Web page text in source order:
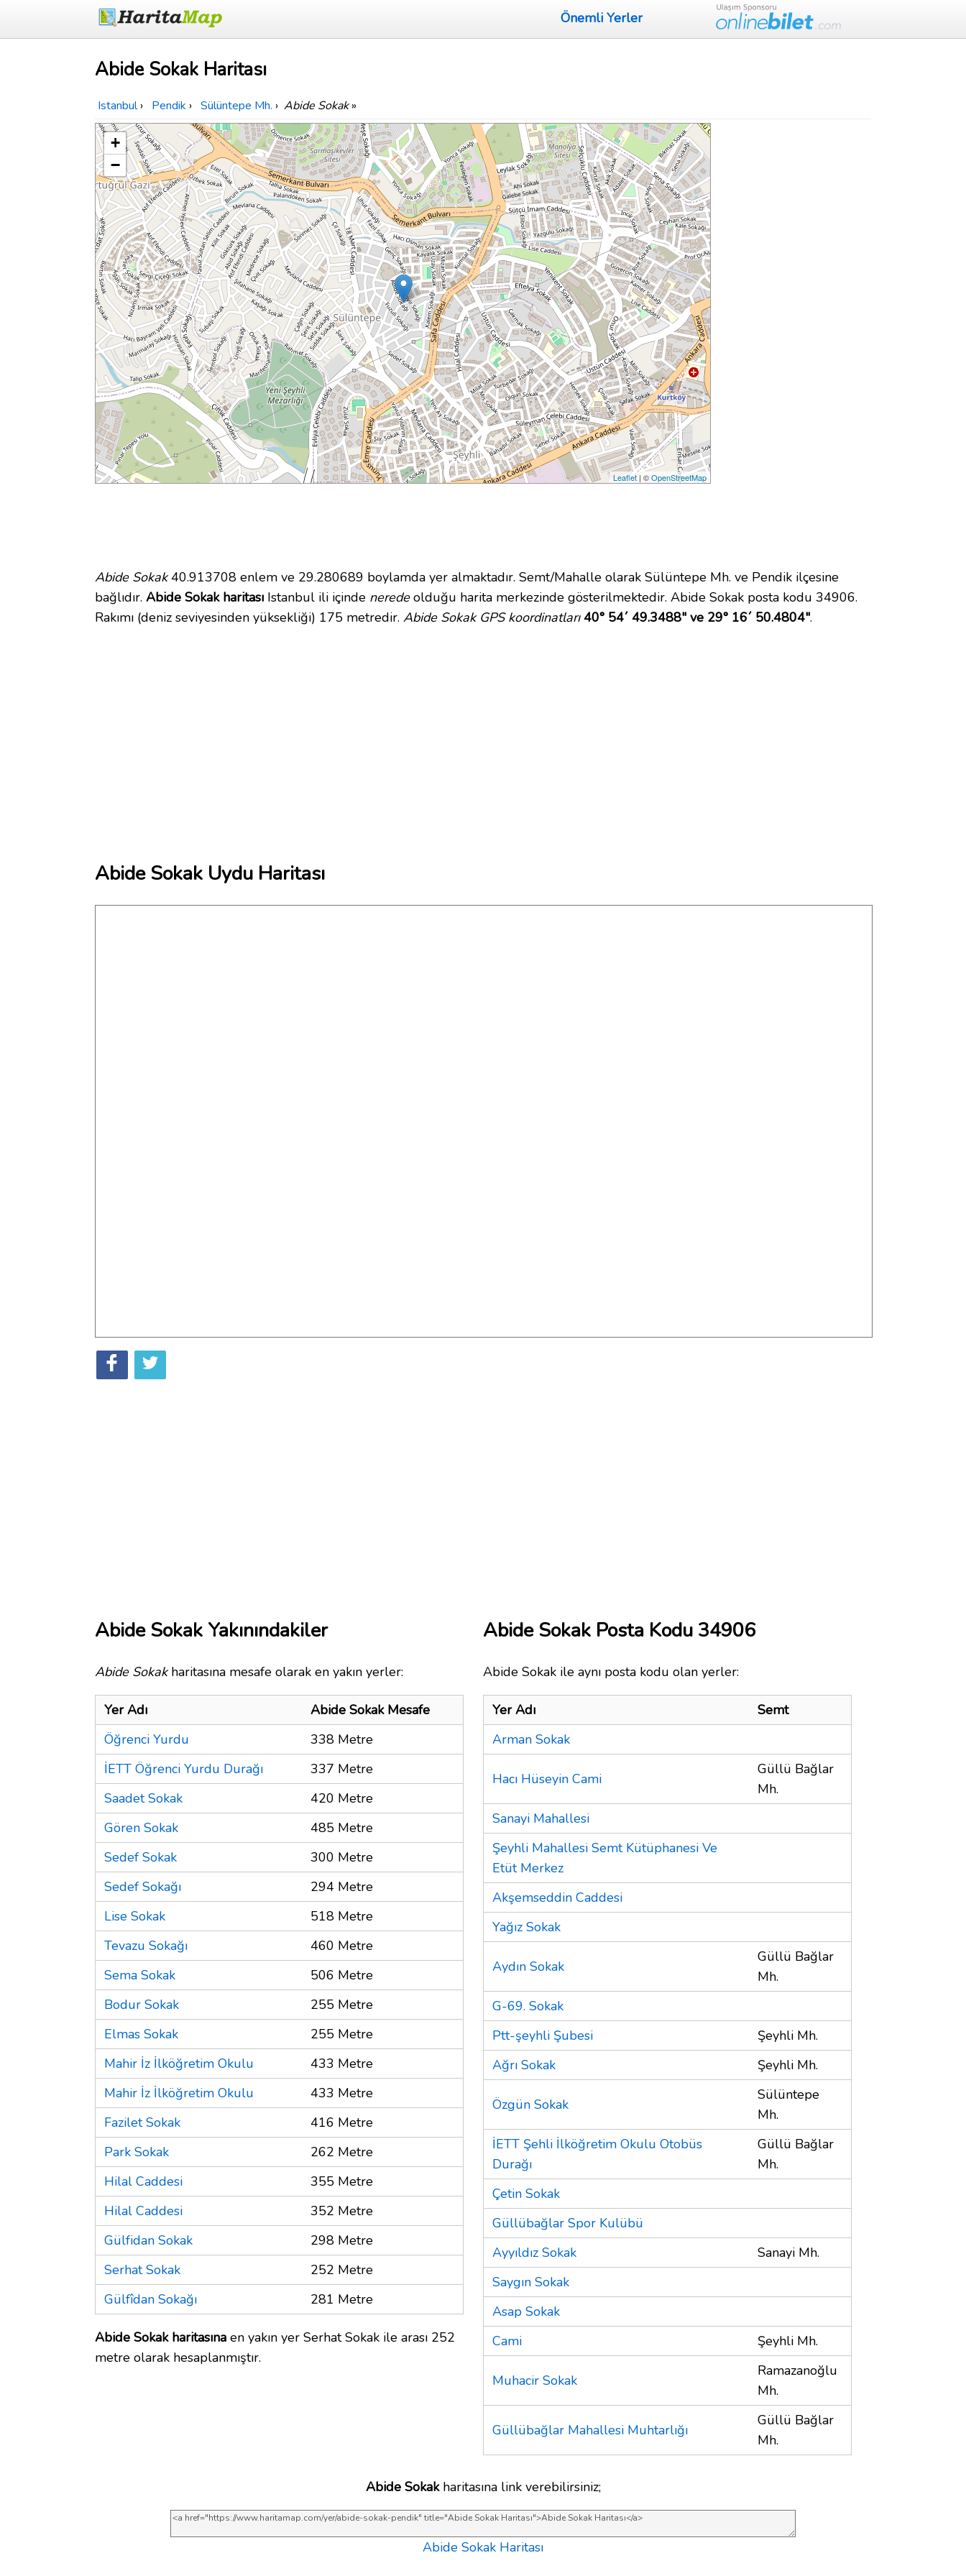
Önemli Yerler
Abide Sokak Haritası
Istanbul › Pendik › Sülüntepe Mh. › Abide Sokak»
+
−
Leaflet | ©OpenStreetMap
Abide Sokak40.913708 enlem ve 29.280689 boylamda yer almaktadır. Semt/Mahalle olarak Sülüntepe Mh. ve Pendik ilçesine
bağlıdır. Abide Sokak haritası Istanbul ili içinde neredeolduğu harita merkezinde gösterilmektedir. Abide Sokak posta kodu 34906.
Rakımı (deniz seviyesinden yüksekliği) 175 metredir. Abide Sokak GPS koordinatları 40° 54´ 49.3488" ve 29° 16´ 50.4804".
Abide Sokak Uydu Haritası
Abide Sokak Yakınındakiler
Abide Sokakharitasına mesafe olarak en yakın yerler:
Yer Adı
Abide Sokak Mesafe
Öğrenci Yurdu
338 Metre
İETT Öğrenci Yurdu Durağı
337 Metre
Saadet Sokak
420 Metre
Gören Sokak
485 Metre
Sedef Sokak
300 Metre
Sedef Sokağı
294 Metre
Lise Sokak
518 Metre
Tevazu Sokağı
460 Metre
Sema Sokak
506 Metre
Bodur Sokak
255 Metre
Elmas Sokak
255 Metre
Mahir İz İlköğretim Okulu
433 Metre
Mahir İz İlköğretim Okulu
433 Metre
Fazilet Sokak
416 Metre
Park Sokak
262 Metre
Hilal Caddesi
355 Metre
Hilal Caddesi
352 Metre
Gülfidan Sokak
298 Metre
Serhat Sokak
252 Metre
Gülfîdan Sokağı
281 Metre
Abide Sokak haritasına en yakın yer Serhat Sokak ile arası 252
metre olarak hesaplanmıştır.
Abide Sokak Posta Kodu 34906
Abide Sokak ile aynı posta kodu olan yerler:
Yer Adı
Semt
Arman Sokak
Hacı Hüseyin Cami
Güllü Bağlar
Mh.
Sanayi Mahallesi
Şeyhli Mahallesi Semt Kütüphanesi Ve
Etüt Merkez
Akşemseddin Caddesi
Yağız Sokak
Aydın Sokak
Güllü Bağlar
Mh.
G-69. Sokak
Ptt-şeyhli Şubesi
Şeyhli Mh.
Ağrı Sokak
Şeyhli Mh.
Özgün Sokak
Sülüntepe
Mh.
İETT Şehli İlköğretim Okulu Otobüs
Durağı
Güllü Bağlar
Mh.
Çetin Sokak
Güllübağlar Spor Kulübü
Ayyıldız Sokak
Sanayi Mh.
Saygın Sokak
Asap Sokak
Cami
Şeyhli Mh.
Muhacir Sokak
Ramazanoğlu
Mh.
Güllübağlar Mahallesi Muhtarlığı
Güllü Bağlar
Mh.
Abide Sokakharitasına link verebilirsiniz;
Abide Sokak Haritası